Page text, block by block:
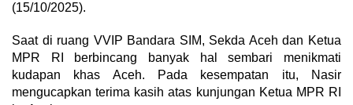
(15/10/2025).
Saat di ruang VVIP Bandara SIM, Sekda Aceh dan Ketua
MPR RI berbincang banyak hal sembari menikmati
kudapan khas Aceh. Pada kesempatan itu, Nasir
mengucapkan terima kasih atas kunjungan Ketua MPR RI